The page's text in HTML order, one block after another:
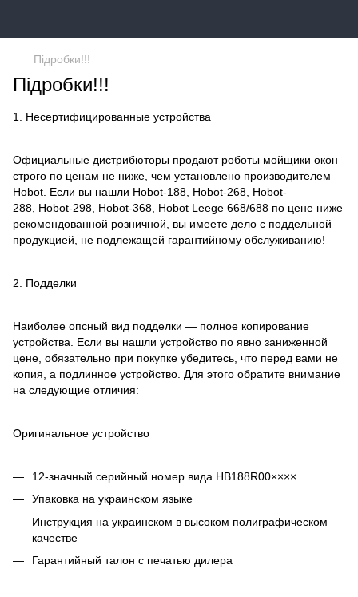
Підробки!!!
Підробки!!!
1. Несертифицированные устройства
Официальные дистрибюторы продают роботы мойщики окон
строго по ценам не ниже, чем установлено производителем
Hobot. Если вы нашли Hobot-188, Hobot-268, Hobot-
288, Hobot-298, Hobot-368, Hobot Leege 668/688 по цене ниже
рекомендованной розничной, вы имеете дело с поддельной
продукцией, не подлежащей гарантийному обслуживанию!
2. Подделки
Наиболее опсный вид подделки — полное копирование
устройства. Если вы нашли устройство по явно заниженной
цене, обязательно при покупке убедитесь, что перед вами не
копия, а подлинное устройство. Для этого обратите внимание
на следующие отличия:
Оригинальное устройство
12-значный серийный номер вида HB188R00××××
Упаковка на украинском языке
Инструкция на украинском в высоком полиграфическом
качестве
Гарантийный талон с печатью дилера